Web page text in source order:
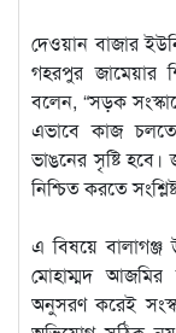
দেওয়ান বাজার
গহরপুর জামেয়ার
বলেন, “সড়ক
এভাবে কাজ
ভাঙনের সৃষ্টি হবে।
নিশ্চিত করতে
এ বিষয়ে বালাগঞ্জ
মোহাম্মদ আজমির
অনুসরণ করেই